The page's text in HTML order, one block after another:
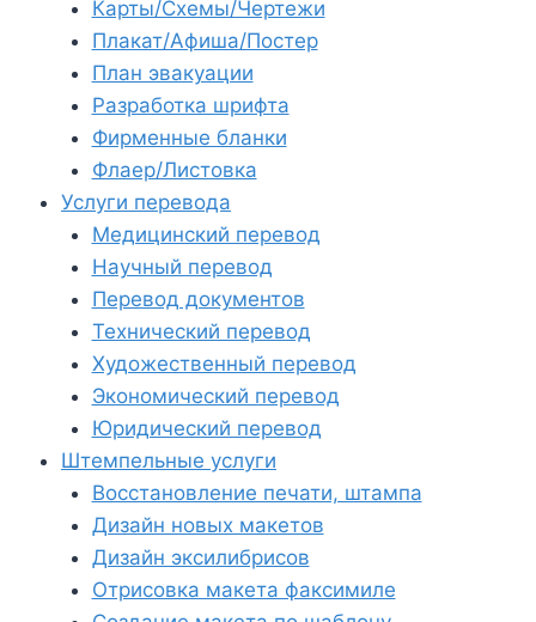
Карты/Схемы/Чертежи
Плакат/Афиша/Постер
План эвакуации
Разработка шрифта
Фирменные бланки
Флаер/Листовка
Услуги перевода
Медицинский перевод
Научный перевод
Перевод документов
Технический перевод
Художественный перевод
Экономический перевод
Юридический перевод
Штемпельные услуги
Восстановление печати, штампа
Дизайн новых макетов
Дизайн эксилибрисов
Отрисовка макета факсимиле